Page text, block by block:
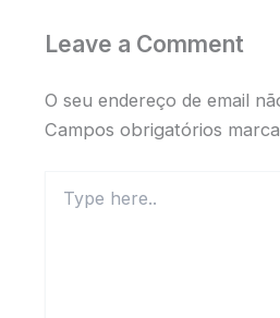
Leave a Comment
O seu endereço de email
Campos obrigatórios
here..